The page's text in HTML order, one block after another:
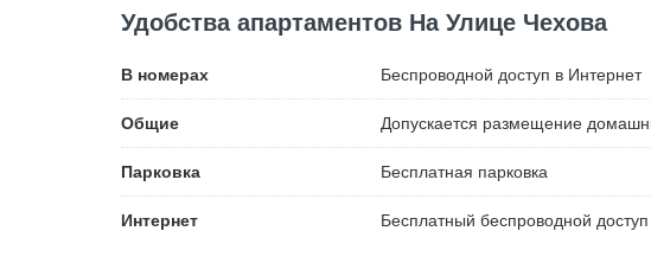
Удобства апартаментов На Улице Чехова
В номерах Беспроводной доступ в Интернет
Общие Допускается размещение
Парковка Бесплатная парковка
Интернет Бесплатный беспроводной